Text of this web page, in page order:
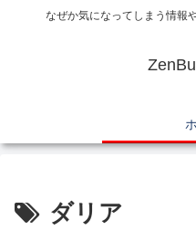
なぜか気になってしまう情報
ダリア